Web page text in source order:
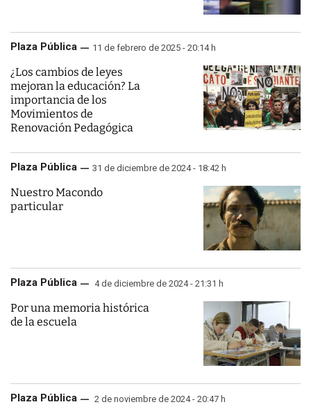
Plaza Pública 11 de febrero de 2025 - 20:14 h
¿Los cambios de leyes
mejoran la educación? La
importancia de los
Movimientos de
Renovación Pedagógica
Plaza Pública 31 de diciembre de 2024 - 18:42 h
Nuestro Macondo
particular
Plaza Pública 4 de diciembre de 2024 - 21:31 h
Por una memoria histórica
de la escuela
Plaza Pública 2 de noviembre de 2024 - 20:47 h